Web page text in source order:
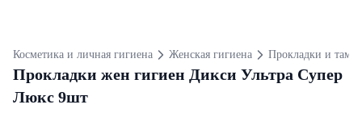
Косметика и личная гигиена Женская гигиена Прокладки и
Прокладки жен гигиен Дикси Ультра Супер
Люкс 9шт